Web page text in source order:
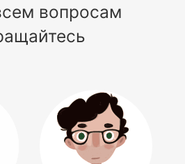
вопросам